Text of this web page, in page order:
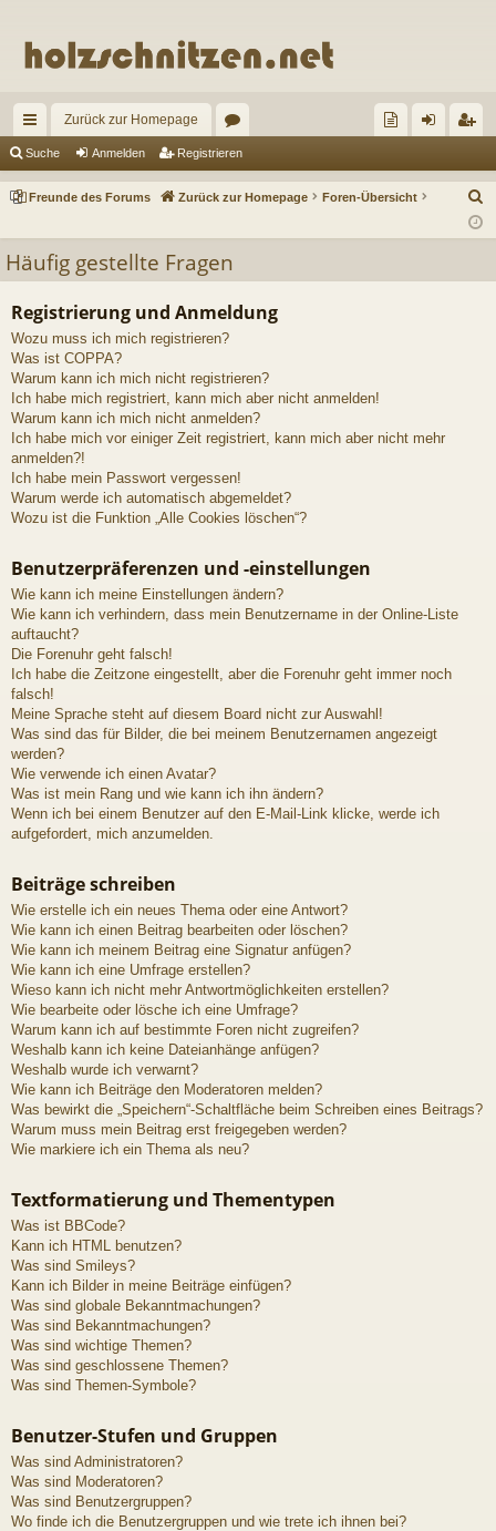
ch
ne
riff
Zurück zur Homepage
or
en un
s
m
n
ist
rie
n
Suche Anmelden Registrieren
Freunde des Forums Zurück zur Homepage Foren-Übersicht
Häufig gestellte Fragen
Registrierung und Anmeldung
Wozu muss ich mich registrieren?
Was ist COPPA?
Warum kann ich mich nicht registrieren?
Ich habe mich registriert, kann mich aber nicht anmelden!
Warum kann ich mich nicht anmelden?
Ich habe mich vor einiger Zeit registriert, kann mich aber nicht mehr
anmelden?!
Ich habe mein Passwort vergessen!
Warum werde ich automatisch abgemeldet?
Wozu ist die Funktion „Alle Cookies löschen“?
Benutzerpräferenzen und -einstellungen
Wie kann ich meine Einstellungen ändern?
Wie kann ich verhindern, dass mein Benutzername in der Online-Liste
auftaucht?
Die Forenuhr geht falsch!
Ich habe die Zeitzone eingestellt, aber die Forenuhr geht immer noch
falsch!
Meine Sprache steht auf diesem Board nicht zur Auswahl!
Was sind das für Bilder, die bei meinem Benutzernamen angezeigt
werden?
Wie verwende ich einen Avatar?
Was ist mein Rang und wie kann ich ihn ändern?
Wenn ich bei einem Benutzer auf den E-Mail-Link klicke, werde ich
aufgefordert, mich anzumelden.
Beiträge schreiben
Wie erstelle ich ein neues Thema oder eine Antwort?
Wie kann ich einen Beitrag bearbeiten oder löschen?
Wie kann ich meinem Beitrag eine Signatur anfügen?
Wie kann ich eine Umfrage erstellen?
Wieso kann ich nicht mehr Antwortmöglichkeiten erstellen?
Wie bearbeite oder lösche ich eine Umfrage?
Warum kann ich auf bestimmte Foren nicht zugreifen?
Weshalb kann ich keine Dateianhänge anfügen?
Weshalb wurde ich verwarnt?
Wie kann ich Beiträge den Moderatoren melden?
Was bewirkt die „Speichern“-Schaltfläche beim Schreiben eines Beitrags?
Warum muss mein Beitrag erst freigegeben werden?
Wie markiere ich ein Thema als neu?
Textformatierung und Thementypen
Was ist BBCode?
Kann ich HTML benutzen?
Was sind Smileys?
Kann ich Bilder in meine Beiträge einfügen?
Was sind globale Bekanntmachungen?
Was sind Bekanntmachungen?
Was sind wichtige Themen?
Was sind geschlossene Themen?
Was sind Themen-Symbole?
Benutzer-Stufen und Gruppen
Was sind Administratoren?
Was sind Moderatoren?
Was sind Benutzergruppen?
Wo finde ich die Benutzergruppen und wie trete ich ihnen bei?